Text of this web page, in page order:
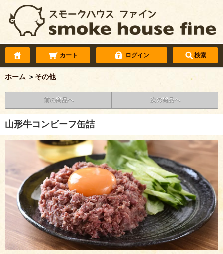
カート ログイン 検索
ホーム ＞ その他
前の商品へ 次の商品へ
山形牛コンビーフ缶詰